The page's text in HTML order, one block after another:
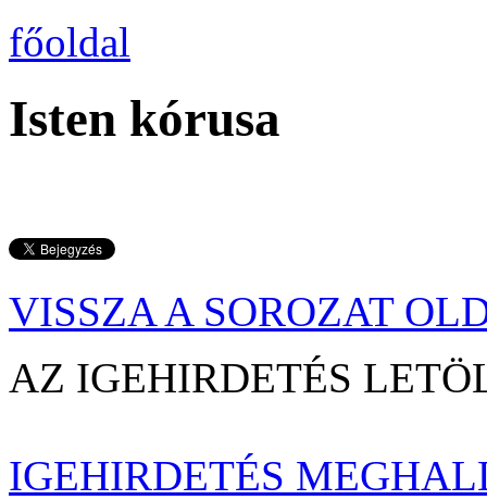
főoldal
Isten kórusa
VISSZA A SOROZAT
AZ IGEHIRDETÉS
IGEHIRDETÉS